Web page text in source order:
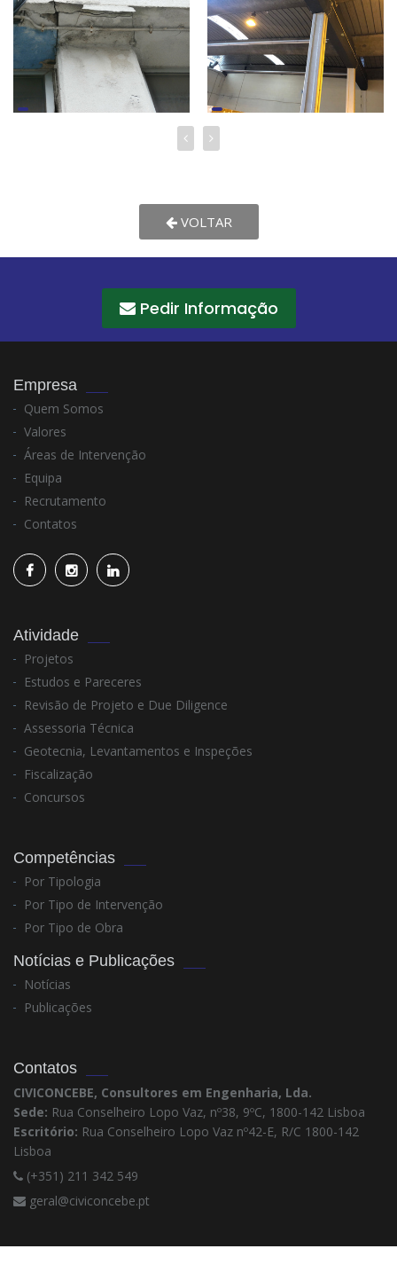
VOLTAR
Pedir Informação
Empresa
Quem Somos
Valores
Áreas de Intervenção
Equipa
Recrutamento
Contatos
Atividade
Projetos
Estudos e Pareceres
Revisão de Projeto e Due Diligence
Assessoria Técnica
Geotecnia, Levantamentos e Inspeções
Fiscalização
Concursos
Competências
Por Tipologia
Por Tipo de Intervenção
Por Tipo de Obra
Notícias e Publicações
Notícias
Publicações
Contatos
CIVICONCEBE, Consultores em Engenharia, Lda.
Sede: Rua Conselheiro Lopo Vaz, nº38, 9ºC, 1800-142 Lisboa
Escritório: Rua Conselheiro Lopo Vaz nº42-E, R/C 1800-142
Lisboa
(+351) 211 342 549
geral@civiconcebe.pt